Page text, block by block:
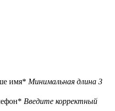
имя* Минимальная длина 3
Введите корректный